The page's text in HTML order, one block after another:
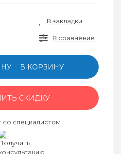
В закладки
В сравнение
В КОРЗИНУ
СКИДКУ
со специалистом